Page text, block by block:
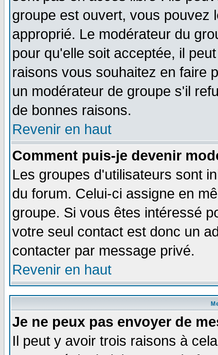
groupe est ouvert, vous pouvez
approprié. Le modérateur du
pour qu'elle soit acceptée, il
raisons vous souhaitez en faire
un modérateur de groupe s'il
de bonnes raisons.
Revenir en haut
Comment puis-je devenir
Les groupes d'utilisateurs sont
du forum. Celui-ci assigne en
groupe. Si vous êtes intéressé
votre seul contact est donc un
contacter par message privé.
Revenir en haut
Je ne peux pas envoyer de
Il peut y avoir trois raisons à